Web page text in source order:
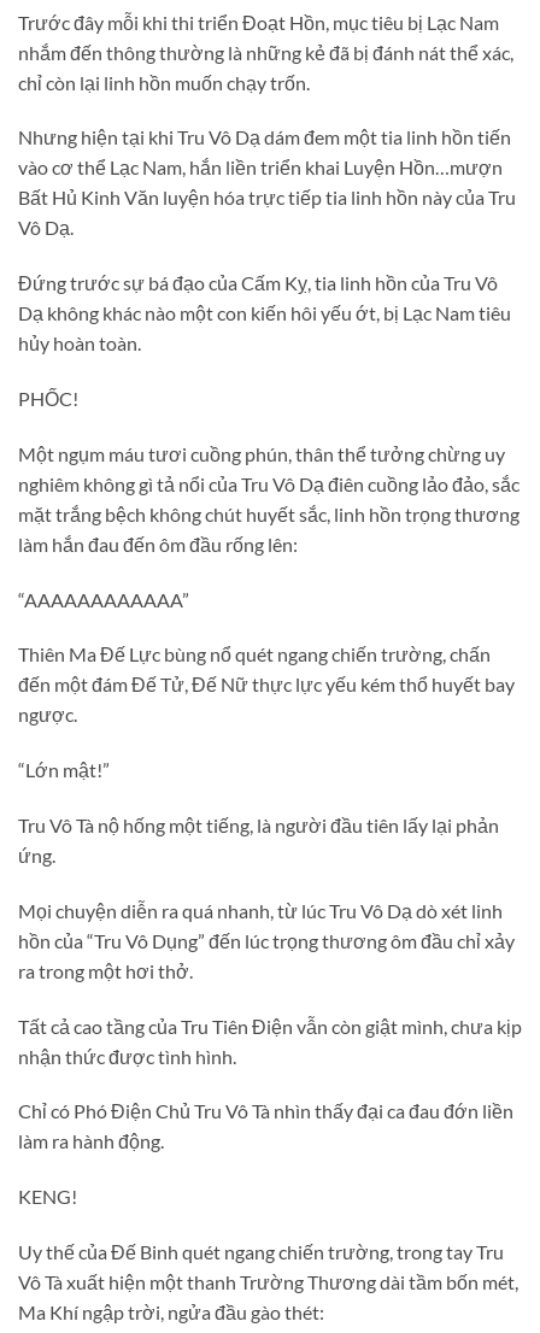
Trước đây mỗi khi thi triển Đoạt Hồn, mục tiêu bị Lạc Nam
nhắm đến thông thường là những kẻ đã bị đánh nát thể xác,
chỉ còn lại linh hồn muốn chạy trốn.
Nhưng hiện tại khi Tru Vô Dạ dám đem một tia linh hồn tiến
vào cơ thể Lạc Nam, hắn liền triển khai Luyện Hồn…mượn
Bất Hủ Kinh Văn luyện hóa trực tiếp tia linh hồn này của Tru
Vô Dạ.
Đứng trước sự bá đạo của Cấm Kỵ, tia linh hồn của Tru Vô
Dạ không khác nào một con kiến hôi yếu ớt, bị Lạc Nam tiêu
hủy hoàn toàn.
PHỐC!
Một ngụm máu tươi cuồng phún, thân thể tưởng chừng uy
nghiêm không gì tả nổi của Tru Vô Dạ điên cuồng lảo đảo, sắc
mặt trắng bệch không chút huyết sắc, linh hồn trọng thương
làm hắn đau đến ôm đầu rống lên:
“AAAAAAAAAAAA”
Thiên Ma Đế Lực bùng nổ quét ngang chiến trường, chấn
đến một đám Đế Tử, Đế Nữ thực lực yếu kém thổ huyết bay
ngược.
“Lớn mật!”
Tru Vô Tà nộ hống một tiếng, là người đầu tiên lấy lại phản
ứng.
Mọi chuyện diễn ra quá nhanh, từ lúc Tru Vô Dạ dò xét linh
hồn của “Tru Vô Dụng” đến lúc trọng thương ôm đầu chỉ xảy
ra trong một hơi thở.
Tất cả cao tầng của Tru Tiên Điện vẫn còn giật mình, chưa kịp
nhận thức được tình hình.
Chỉ có Phó Điện Chủ Tru Vô Tà nhìn thấy đại ca đau đớn liền
làm ra hành động.
KENG!
Uy thế của Đế Binh quét ngang chiến trường, trong tay Tru
Vô Tà xuất hiện một thanh Trường Thương dài tầm bốn mét,
Ma Khí ngập trời, ngửa đầu gào thét: